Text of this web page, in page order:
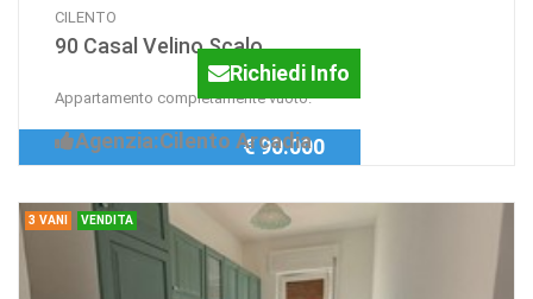
CILENTO
90 Casal Velino Scalo
Appartamento completamente vuoto.
Richiedi Info
Agenzia:Cilento Arcadia
€ 90.000
3 VANI VENDITA